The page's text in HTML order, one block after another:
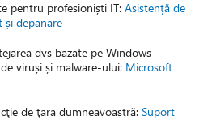
pentru profesioniști IT:Asistență de
și depanare
dvs bazate pe Windows
viruși și malware-ului: Microsoft
de ţara dumneavoastră:Suport